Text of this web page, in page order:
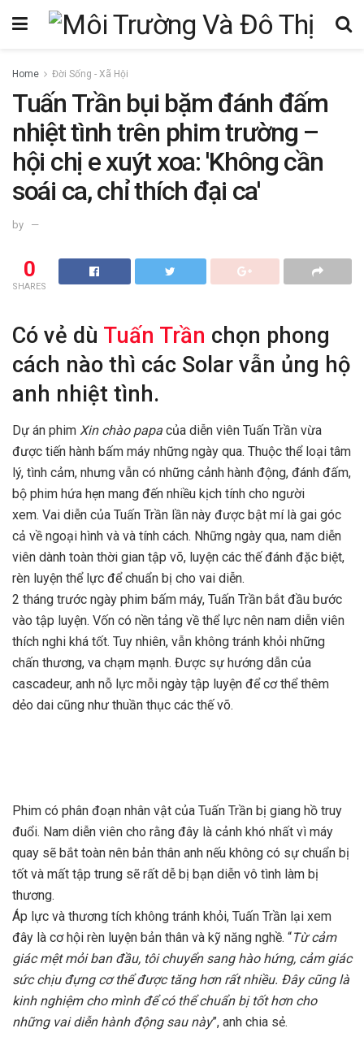
Home Đời Sống - Xã Hội
Tuấn Trần bụi bặm đánh đấm
nhiệt tình trên phim trường –
hội chị e xuýt xoa: 'Không cần
soái ca, chỉ thích đại ca'
by
0
SHARES
Có vẻ dù Tuấn Trần chọn phong
cách nào thì các Solar vẫn ủng hộ
anh nhiệt tình.
Dự án phim Xin chào papa của diễn viên Tuấn Trần vừa
được tiến hành bấm máy những ngày qua. Thuộc thể loại tâm
lý, tình cảm, nhưng vẫn có những cảnh hành động, đánh đấm,
bộ phim hứa hẹn mang đến nhiều kịch tính cho người
xem. Vai diễn của Tuấn Trần lần này được bật mí là gai góc
cả về ngoại hình và và tính cách. Những ngày qua, nam diễn
viên dành toàn thời gian tập võ, luyện các thế đánh đặc biệt,
rèn luyện thể lực để chuẩn bị cho vai diễn.
2 tháng trước ngày phim bấm máy, Tuấn Trần bắt đầu bước
vào tập luyện. Vốn có nền tảng về thể lực nên nam diễn viên
thích nghi khá tốt. Tuy nhiên, vẫn không tránh khỏi những
chấn thương, va chạm mạnh. Được sự hướng dẫn của
cascadeur, anh nỗ lực mỗi ngày tập luyện để cơ thể thêm
dẻo dai cũng như thuần thục các thế võ.
Phim có phân đoạn nhân vật của Tuấn Trần bị giang hồ truy
đuổi. Nam diễn viên cho rằng đây là cảnh khó nhất vì máy
quay sẽ bắt toàn nên bản thân anh nếu không có sự chuẩn bị
tốt và mất tập trung sẽ rất dễ bị bạn diễn vô tình làm bị
thương.
Áp lực và thương tích không tránh khỏi, Tuấn Trần lại xem
đây là cơ hội rèn luyện bản thân và kỹ năng nghề. “Từ cảm
giác mệt mỏi ban đầu, tôi chuyển sang hào hứng, cảm giác
sức chịu đựng cơ thể được tăng hơn rất nhiều. Đây cũng là
kinh nghiệm cho mình để có thể chuẩn bị tốt hơn cho
những vai diễn hành động sau này”, anh chia sẻ.